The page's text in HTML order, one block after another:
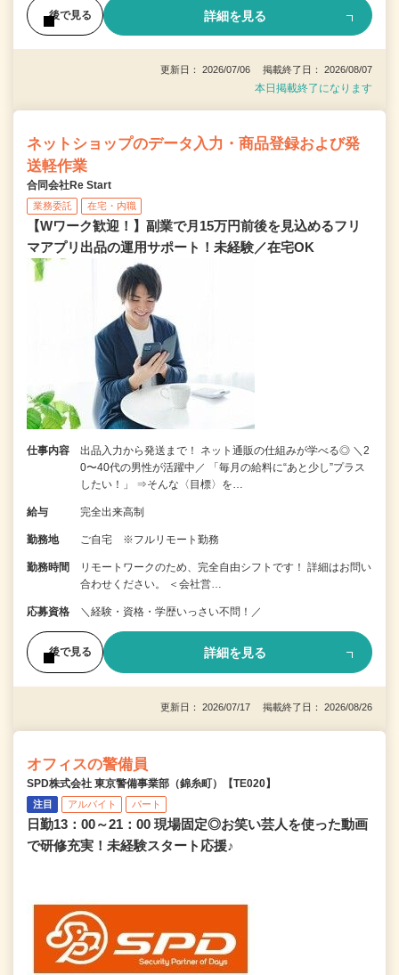
後で見る 詳細を見る
更新日： 2026/07/06 掲載終了日： 2026/08/07
本日掲載終了になります
ネットショップのデータ入力・商品登録および発
送軽作業
合同会社Re Start
業務委託 在宅・内職
【Wワーク歓迎！】副業で月15万円前後を見込めるフリ
マアプリ出品の運用サポート！未経験／在宅OK
仕事内容
出品入力から発送まで！ ネット通販の仕組みが学べる◎ ＼2
0〜40代の男性が活躍中／ 「毎月の給料に“あと少し”プラス
したい！」 ⇒そんな〈目標〉を…
給与 完全出来高制
勤務地 ご自宅 ※フルリモート勤務
勤務時間
リモートワークのため、完全自由シフトです！ 詳細はお問い
合わせください。 ＜会社営…
応募資格 ＼経験・資格・学歴いっさい不問！／
後で見る 詳細を見る
更新日： 2026/07/17 掲載終了日： 2026/08/26
オフィスの警備員
SPD株式会社 東京警備事業部（錦糸町）【TE020】
注目 アルバイト パート
日勤13：00～21：00 現場固定◎お笑い芸人を使った動画
で研修充実！未経験スタート応援♪